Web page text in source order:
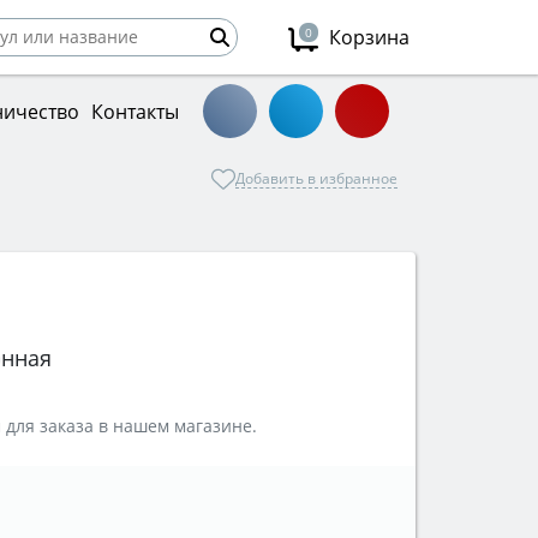
0 Корзина
Контакты
Добавить в избранное
заказа в нашем магазине.